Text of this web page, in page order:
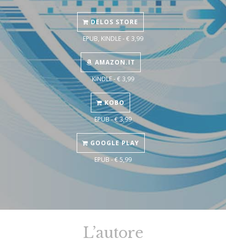
DELOS STORE
EPUB, KINDLE - € 3,99
AMAZON.IT
KINDLE - € 3,99
KOBO
EPUB - € 3,99
GOOGLE PLAY
EPUB - € 5,99
L’autore